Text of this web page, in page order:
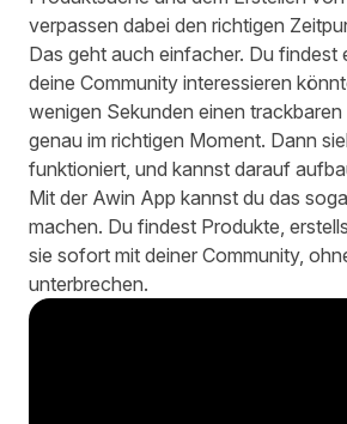
verpassen dabei den richtigen
Das geht auch einfacher. Du findest
deine Community interessieren
wenigen Sekunden einen trackbaren
genau im richtigen Moment. Dann
funktioniert, und kannst darauf
Mit der Awin App kannst du das
machen. Du findest Produkte,
sie sofort mit deiner Community,
unterbrechen.